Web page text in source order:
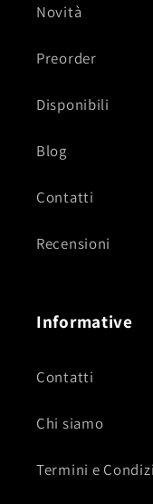
Novità
Preorder
Disponibili
Blog
Contatti
Recensioni
Informative
Contatti
Chi siamo
Termini e